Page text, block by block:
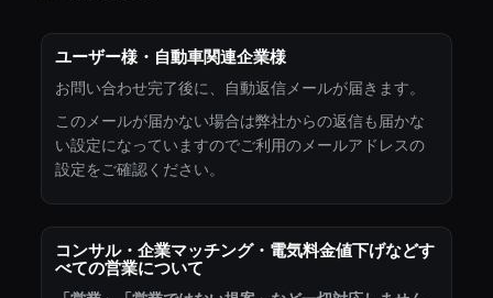
ユーザー様・自動車関連企業様
お問い合わせ完了後に、自動返信メールが届きます。
このメールが届かない場合は弊社からの返信も届かな
い設定になっていますのでご利用のメールアドレスの
設定をご確認ください。
コンサル・企業マッチング・電気料金値下げなどす
べての営業について